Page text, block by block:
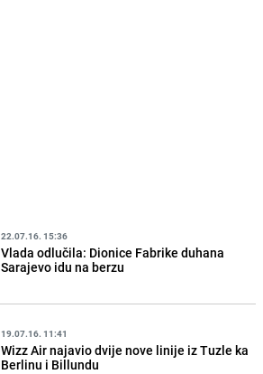
22.07.16. 15:36
Vlada odlučila: Dionice Fabrike duhana
Sarajevo idu na berzu
19.07.16. 11:41
Wizz Air najavio dvije nove linije iz Tuzle ka
Berlinu i Billundu